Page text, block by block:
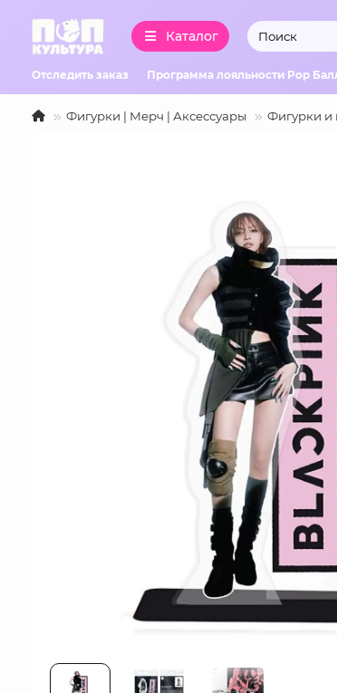
Каталог
Отследить заказ Программа лояльности Pop
Фигурки | Мерч | Аксессуары Фигурки и